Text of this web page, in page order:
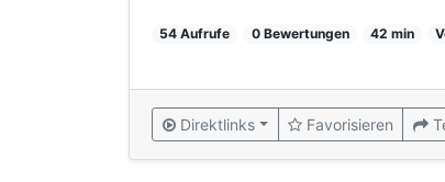
54 Aufrufe 0 Bewertungen 42 min
Direktlinks Favorisieren